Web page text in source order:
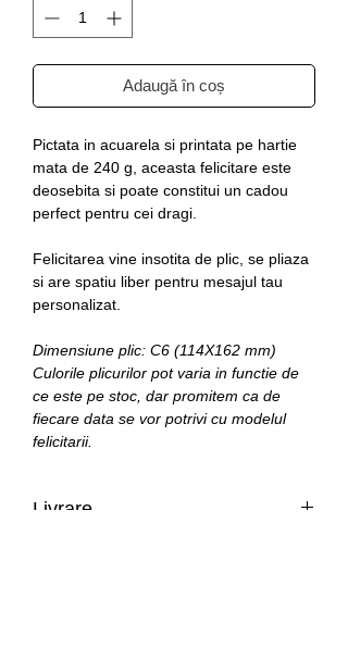
Adaugă în coș
Pictata in acuarela si printata pe hartie
mata de 240 g, aceasta felicitare este
deosebita si poate constitui un cadou
perfect pentru cei dragi.
Felicitarea vine insotita de plic, se pliaza
si are spatiu liber pentru mesajul tau
personalizat.
Dimensiune plic: C6 (114X162 mm)
Culorile plicurilor pot varia in functie de
ce este pe stoc, dar promitem ca de
fiecare data se vor potrivi cu modelul
felicitarii.
Livrare